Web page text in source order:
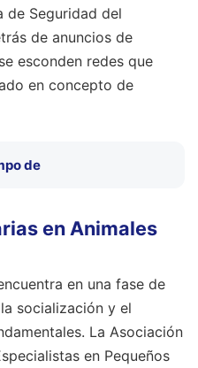
de Seguridad del
de anuncios de
esconden redes que
en concepto de
de
en Animales
en una fase de
socialización y el
La Asociación
en Pequeños